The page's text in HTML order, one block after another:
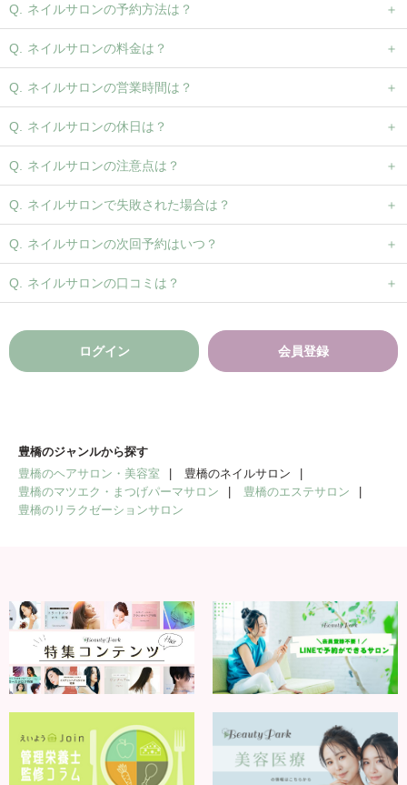
ネイルサロンの予約方法は？
ネイルサロンの料金は？
ネイルサロンの営業時間は？
ネイルサロンの休日は？
ネイルサロンの注意点は？
ネイルサロンで失敗された場合は？
ネイルサロンの次回予約はいつ？
ネイルサロンの口コミは？
ログイン 会員登録
豊橋のジャンルから探す
豊橋のヘアサロン・美容室
豊橋のネイルサロン
豊橋のマツエク・まつげパーマサロン
豊橋のエステサロン
豊橋のリラクゼーションサロン